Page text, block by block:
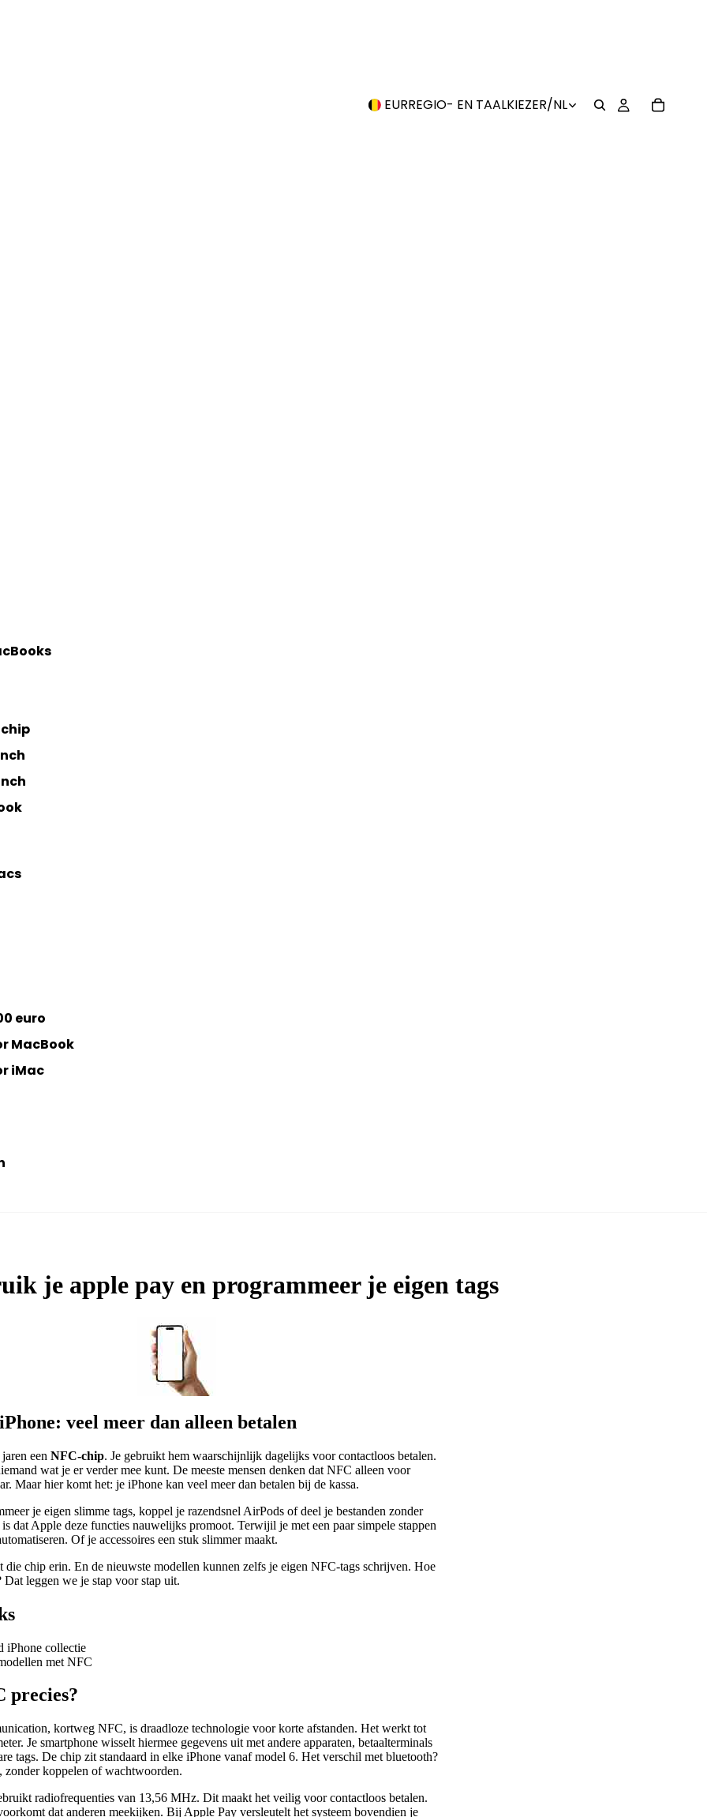
euro
MacBook
iMac
EURREGIO- EN TAALKIEZER/NL
je apple pay en programmeer je eigen tags
veel meer dan alleen betalen
een NFC-chip. Je gebruikt hem waarschijnlijk dagelijks voor contactloos betalen.
wat je er verder mee kunt. De meeste mensen denken dat NFC alleen voor
Maar hier komt het: je iPhone kan veel meer dan betalen bij de kassa.
je eigen slimme tags, koppel je razendsnel AirPods of deel je bestanden zonder
dat Apple deze functies nauwelijks promoot. Terwijil je met een paar simpele stappen
Of je accessoires een stuk slimmer maakt.
die chip erin. En de nieuwste modellen kunnen zelfs je eigen NFC-tags schrijven. Hoe
Dat leggen we je stap voor stap uit.
iPhone collectie
met NFC
precies?
kortweg NFC, is draadloze technologie voor korte afstanden. Het werkt tot
Je smartphone wisselt hiermee gegevens uit met andere apparaten, betaalterminals
tags. De chip zit standaard in elke iPhone vanaf model 6. Het verschil met bluetooth?
koppelen of wachtwoorden.
radiofrequenties van 13,56 MHz. Dit maakt het veilig voor contactloos betalen.
dat anderen meekijken. Bij Apple Pay versleutelt het systeem bovendien je